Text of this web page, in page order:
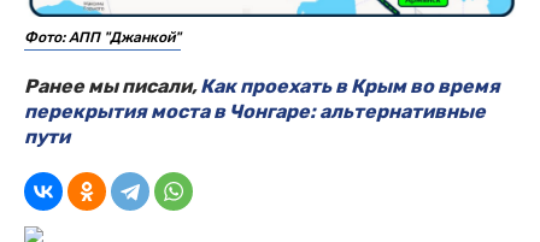
Фото: АПП "Джанкой"
Ранее мы писали,Как проехать в Крым во время
перекрытия моста в Чонгаре: альтернативные
пути